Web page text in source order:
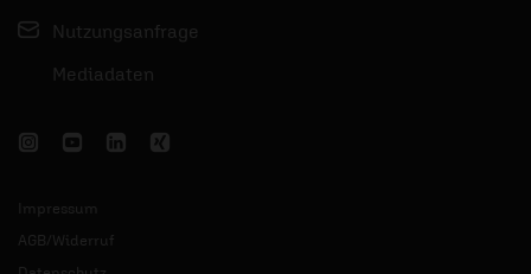
Nutzungsanfrage
Mediadaten
Impressum
AGB/Widerruf